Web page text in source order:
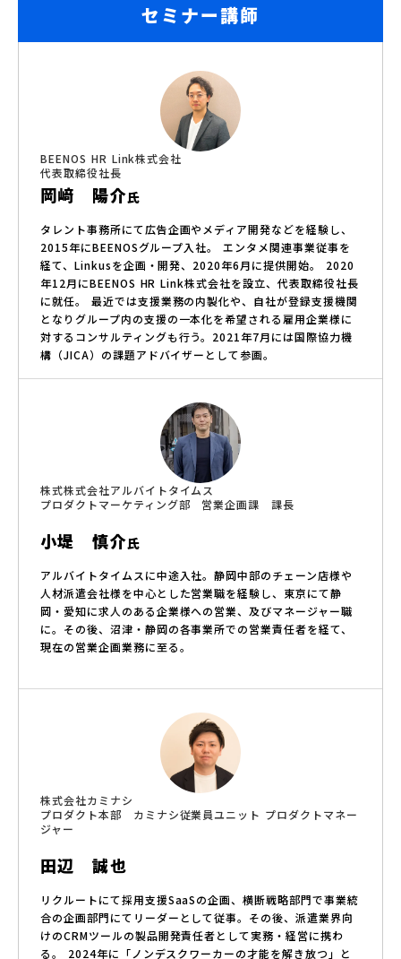
セミナー講師
BEENOS HR Link株式会社
代表取締役社長
岡﨑 陽介氏
タレント事務所にて広告企画やメディア開発などを経験し、
2015年にBEENOSグループ入社。 エンタメ関連事業従事を
経て、Linkusを企画・開発、2020年6月に提供開始。 2020
年12月にBEENOS HR Link株式会社を設立、代表取締役社長
に就任。 最近では支援業務の内製化や、自社が登録支援機関
となりグループ内の支援の一本化を希望される雇用企業様に
対するコンサルティングも行う。2021年7月には国際協力機
構（JICA）の課題アドバイザーとして参画。
株式株式会社アルバイトタイムス
プロダクトマーケティング部 営業企画課 課長
小堤 慎介氏
アルバイトタイムスに中途入社。静岡中部のチェーン店様や
人材派遣会社様を中心とした営業職を経験し、東京にて静
岡・愛知に求人のある企業様への営業、及びマネージャー職
に。その後、沼津・静岡の各事業所での営業責任者を経て、
現在の営業企画業務に至る。
株式会社カミナシ
プロダクト本部 カミナシ従業員ユニット プロダクトマネー
ジャー
田辺 誠也
リクルートにて採用支援SaaSの企画、横断戦略部門で事業統
合の企画部門にてリーダーとして従事。その後、派遣業界向
けのCRMツールの製品開発責任者として実務・経営に携わ
る。 2024年に「ノンデスクワーカーの才能を解き放つ」と